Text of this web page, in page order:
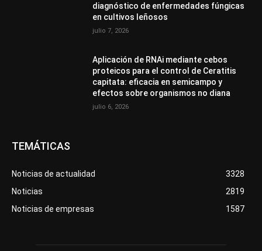
diagnóstico de enfermedades fúngicas
en cultivos leñosos
julio 7, 2026
Aplicación de RNAi mediante cebos
proteicos para el control de Ceratitis
capitata: eficacia en semicampo y
efectos sobre organismos no diana
julio 6, 2026
TEMÁTICAS
Noticias de actualidad
3328
Noticias
2819
Noticias de empresas
1587